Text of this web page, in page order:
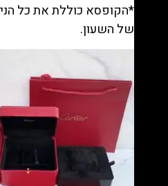
*הקופסא כוללת את כל
של השעון.